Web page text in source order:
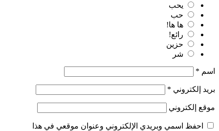
يحب
حب
ها ها!
رائع!
حزين
شر
اسم *
بريد إلكتروني *
موقع إلكتروني
احفظ اسمي وبريدي الإلكتروني وعنوان موقعي في هذا